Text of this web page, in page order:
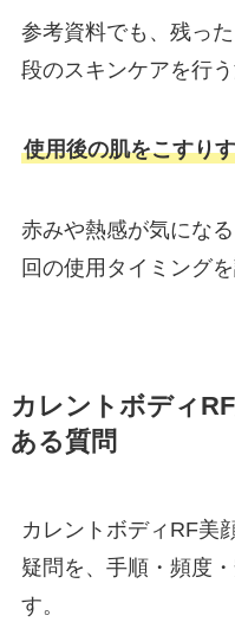
参考資料でも、残っ
段のスキンケアを行
使用後の肌をこすり
赤みや熱感が気にな
回の使用タイミング
カレントボディ
ある質問
カレントボディRF美
疑問を、手順・頻度
す。